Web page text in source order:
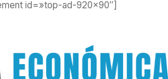
id=»top-ad-920×90″]